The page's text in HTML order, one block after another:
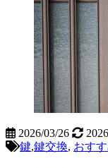
2026/03/26
鍵,鍵交換, おす